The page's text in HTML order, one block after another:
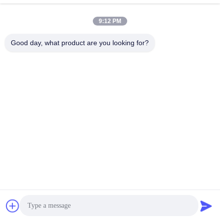
9:12 PM
Good day, what product are you looking for?